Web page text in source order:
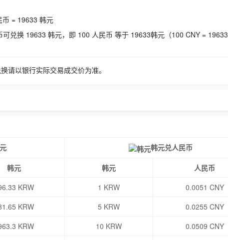
= 19633 韩元
兑换 19633 韩元，即 100 人民币 等于 19633韩元（100 CNY = 19633
请以银行实际交易成交价为准。
韩元兑人民币
韩元 韩元
人民币
KRW 1 KRW
0.0051 CNY
KRW 5 KRW
0.0255 CNY
KRW 10 KRW
0.0509 CNY